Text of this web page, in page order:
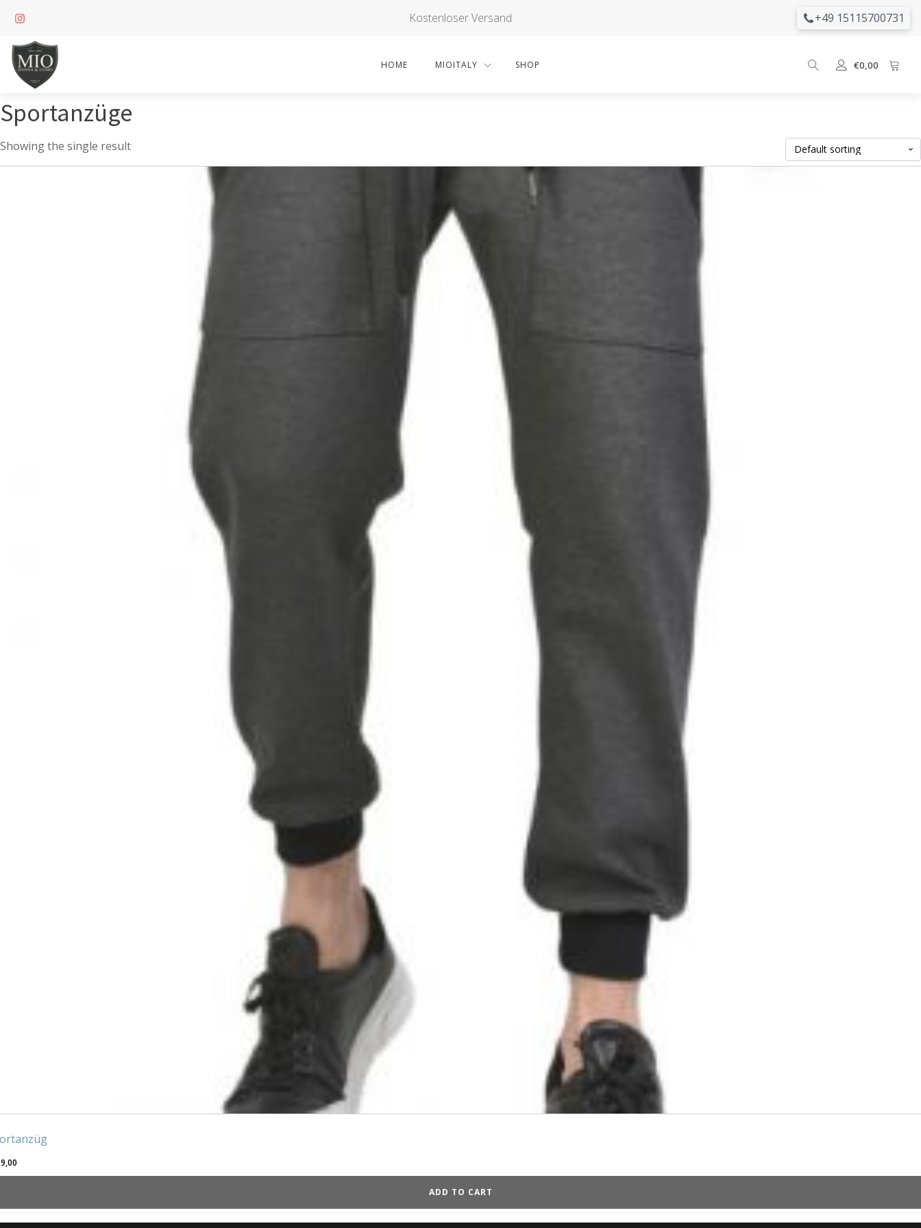
Kostenloser Versand +49 15115700731
HOME MIOITALY SHOP €0,00
Sportanzüge
Showing the single result
ADD TO CART